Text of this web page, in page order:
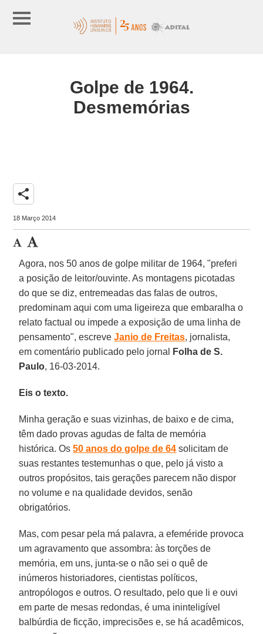
Golpe de 1964.
Desmemórias
share
18 Março 2014
Agora, nos 50 anos de golpe militar de 1964, "preferi
a posição de leitor/ouvinte. As montagens picotadas
do que se diz, entremeadas das falas de outros,
predominam aqui com uma ligeireza que embaralha o
relato factual ou impede a exposição de uma linha de
pensamento", escreveJanio de Freitas, jornalista,
em comentário publicado pelo jornal
Folha de S.
Paulo, 16-03-2014.
Eis o texto.
Minha geração e suas vizinhas, de baixo e de cima,
têm dado provas agudas de falta de memória
histórica. Os50 anos do golpe de 64 solicitam de
suas restantes testemunhas o que, pelo já visto a
outros propósitos, tais gerações parecem não dispor
no volume e na qualidade devidos, senão
obrigatórios.
Mas, com pesar pela má palavra, a efeméride provoca
um agravamento que assombra: às torções de
memória, em uns, junta-se o não sei o quê de
inúmeros historiadores, cientistas políticos,
antropólogos e outros. O resultado, pelo que li e ouvi
em parte de mesas redondas, é uma ininteligível
balbúrdia de ficção, imprecisões e, se há acadêmicos,